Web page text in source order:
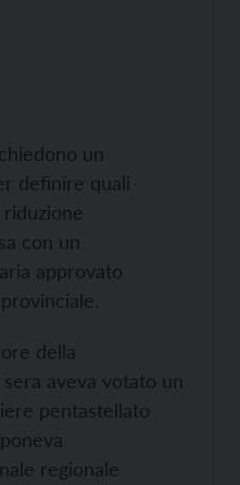
un
definire quali
con un
approvato
della
aveva votato un
pentastellato
regionale